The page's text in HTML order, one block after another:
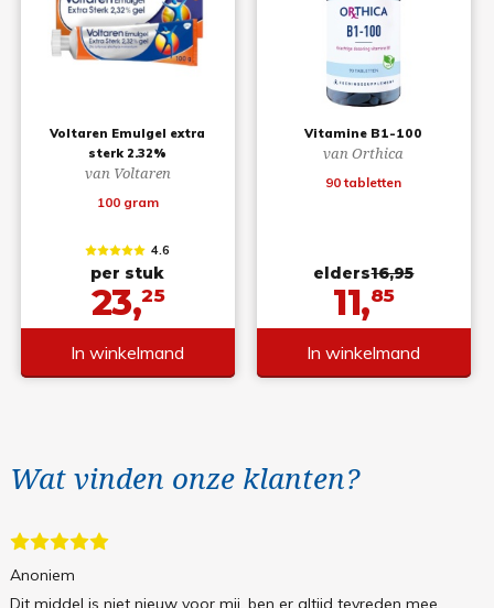
Voltaren Emulgel extra
sterk 2.32%
van Voltaren
100 gram
4.6
per stuk
23,25
In winkelmand
Vitamine B1-100
van Orthica
90 tabletten
elders16,95
11,85
In winkelmand
Wat vinden onze klanten?
Anoniem